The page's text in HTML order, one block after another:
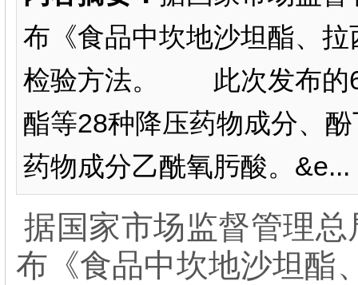
布《食品中坎地沙坦酯、
检验方法。 此次发布的6
酯等28种降压药物成分、
药物成分乙酰氧肟酸。&e...
据国家市场监督管理
布《食品中坎地沙坦酯